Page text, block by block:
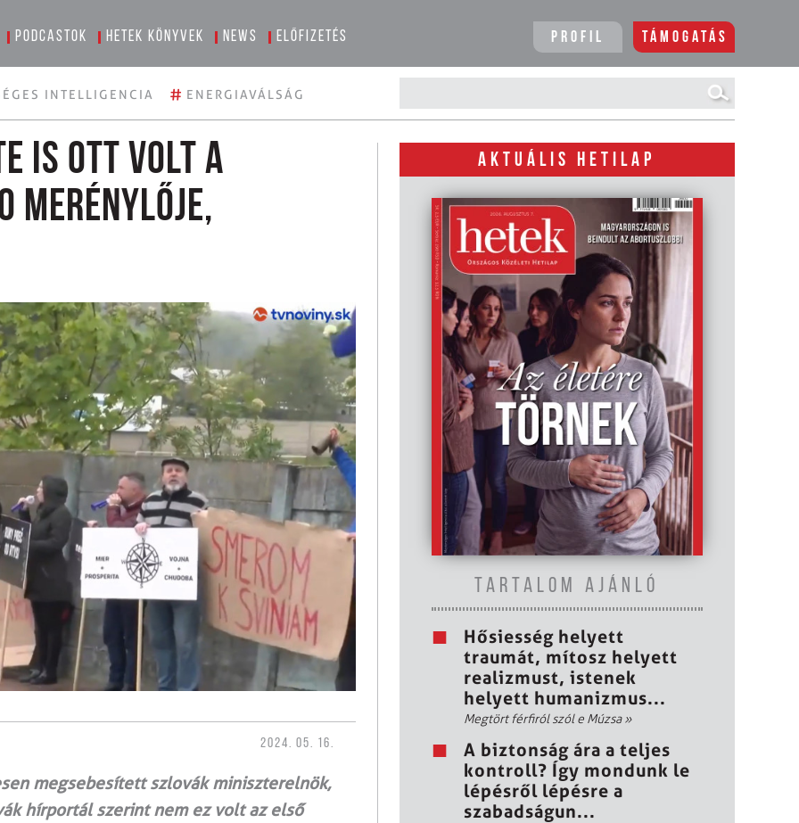
Podcastok Hetek könyvek News Előfizetés Profil Támogatás
INTELLIGENCIA # ENERGIAVÁLSÁG
is ott volt a
merénylője,
2024. 05. 16.
megsebesített szlovák miniszterelnök,
hírportál szerint nem ez volt az első
AKTUÁLIS HETILAP
TARTALOM AJÁNLÓ
Hősiesség helyett
traumát, mítosz helyett
realizmust, istenek
helyett humanizmus...
Megtört férfiról szól e Múzsa»
A biztonság ára a teljes
kontroll? Így mondunk le
lépésről lépésre a
szabadságun...